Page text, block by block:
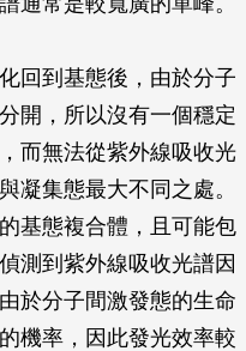
回到基態後，由於分子
開，所以沒有一個穩定
而無法從紫外線吸收光
凝集態最大不同之處。
基態複合體，且可能包
測到紫外線吸收光譜因
於分子間激發態的生命
機率，因此發光效率較